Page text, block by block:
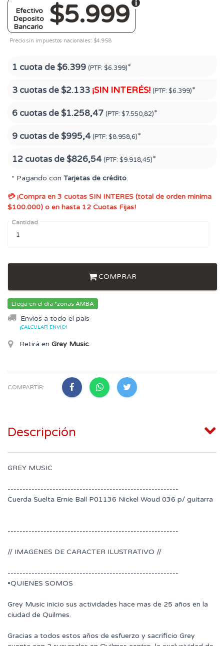
$5.999
Efectivo
Deposito
Bancario
Precio sin impuestos nacionales: $4.958
1 cuota de$6.399 (PTF: $6.399)*
3 cuotas de$2.133 ¡SIN INTERÉS! (PTF: $6.399)*
6 cuotas de$1.258,47 (PTF: $7.550,82)*
9 cuotas de$995,4 (PTF: $8.958,6)*
12 cuotas de$826,54 (PTF: $9.918,45)*
* Pagando con Tarjetas de crédito.
💳 ¡Compra en 3 cuotas SIN INTERES (total de orden minima
$100.000) o en hasta 12 Cuotas Fijas!
Cantidad
COMPRAR
Llega en el día *zonas AMBA
Envíos a todo el país
¡CALCULAR ENVÍO!
Retirá en Grey Music.
COMPARTIR:
Descripción
GREY MUSIC
---------------------------------------------------------
Cuerda Suelta Ernie Ball P01136 Nickel Woud 036 p/ guitarra
---------------------------------------------------------
// IMAGENES DE CARACTER ILUSTRATIVO //
---------------------------------------------------------
•QUIENES SOMOS
Grey Music inicio sus actividades hace mas de 25 años en la
ciudad de Quilmes.
Gracias a todos estos años de esfuerzo y sacrificio Grey